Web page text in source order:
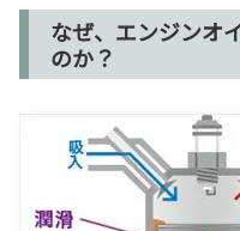
なぜ、エンジンオ
のか？